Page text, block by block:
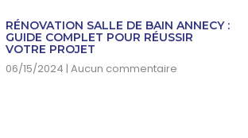
RÉNOVATION SALLE DE BAIN ANNECY :
GUIDE COMPLET POUR RÉUSSIR
VOTRE PROJET
06/15/2024 Aucun commentaire